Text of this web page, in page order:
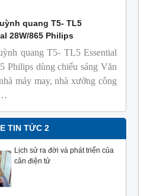
quang T5- TL5
28W/865 Philips
quang T5- TL5 Essential
Philips dùng chiếu sáng Văn
máy may, nhà xưởng công
TIN TỨC 2
Lịch sử ra đời và phát triển của
cân điện tử